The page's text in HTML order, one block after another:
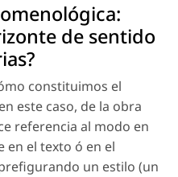
de sentido
constituimos el
este caso, de la obra
referencia al modo en
en el texto ó en el
un estilo (un